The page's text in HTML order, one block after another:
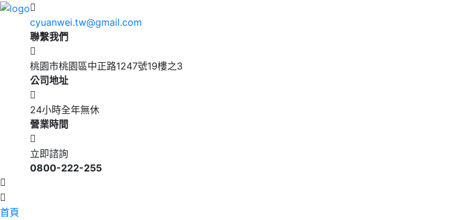
cyuanwei.tw@gmail.com
聯繫我們
桃園市桃園區中正路1247號19樓之3
公司地址
24小時全年無休
營業時間
立即諮詢
0800-222-255
首頁